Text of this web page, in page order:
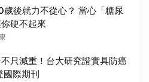
歲後就力不從心？ 當心「糖尿
硬不起來
只減重！台大研究證實具防癌
國際期刊